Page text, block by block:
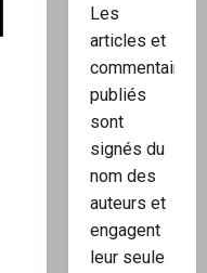
Les
articles et
commentaires
publiés
sont
signés du
nom des
auteurs et
engagent
leur seule